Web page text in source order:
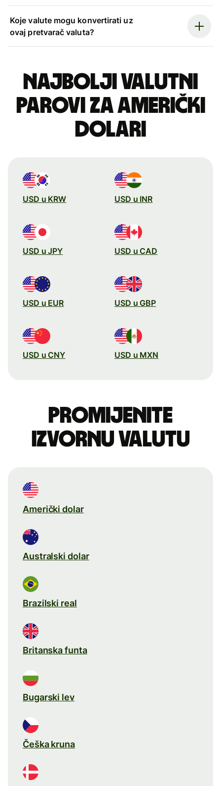
Koje valute mogu konvertirati uz
ovaj pretvarač valuta?
Najbolji valutni
parovi za američki
dolari
USD u KRW USD u INR
USD u JPY USD u CAD
USD u EUR USD u GBP
USD u CNY USD u MXN
Promijenite
izvornu valutu
Američki dolar
Australski dolar
Brazilski real
Britanska funta
Bugarski lev
Češka kruna